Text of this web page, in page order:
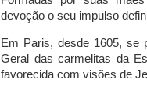
devoção o seu impulso
Em Paris, desde 1605, se
Geral das carmelitas da
favorecida com visões de